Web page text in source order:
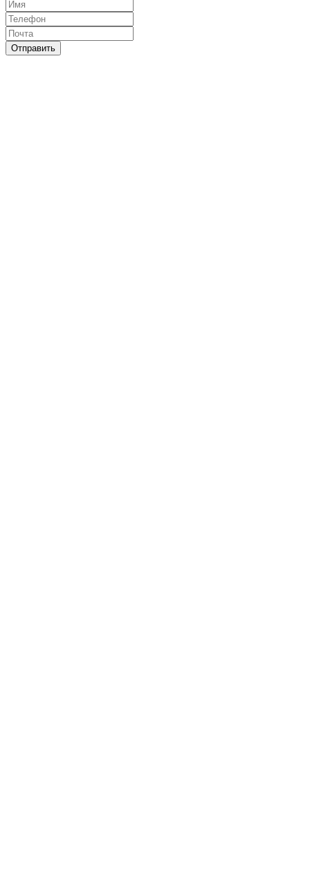
Отправить